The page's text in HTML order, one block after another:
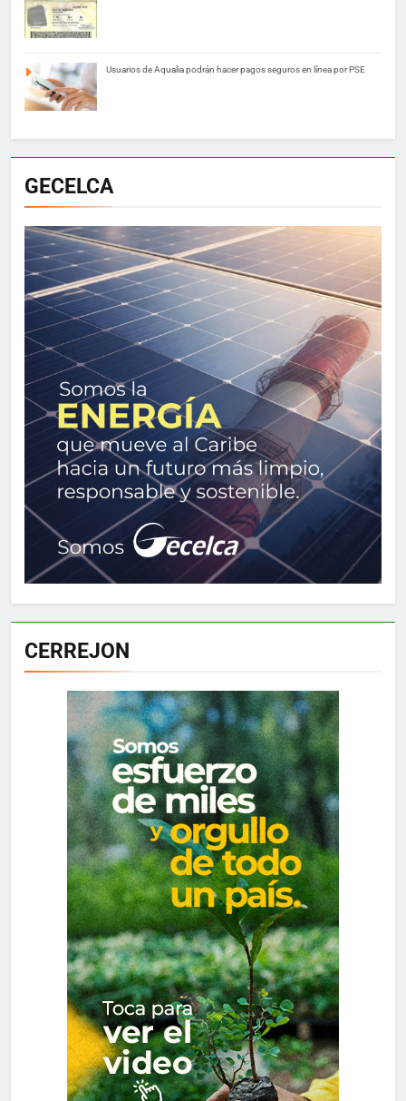
Usuarios de Aqualia podrán hacer pagos seguros en línea por PSE
GECELCA
CERREJON